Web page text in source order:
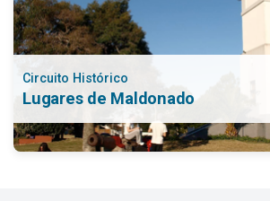
Circuito Histórico
Lugares de Maldonado